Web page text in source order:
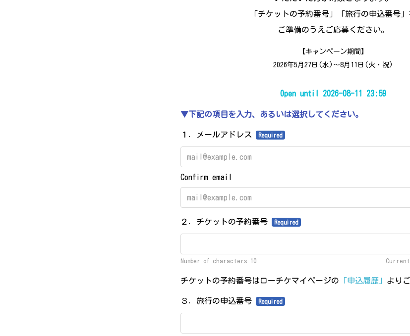
「チケットの予約番号」「旅行の申込番号」
ご準備のうえご応募ください。
【キャンペーン期間】
2026年5月27日(水)～8月11日(火・祝)
Open until 2026-08-11 23:59
▼下記の項目を入力、あるいは選択してください。
１．メールアドレス Required
Confirm email
２．チケットの予約番号 Required
Number of characters 10
チケットの予約番号はローチケマイページの 「申込履歴」 より
３．旅行の申込番号 Required